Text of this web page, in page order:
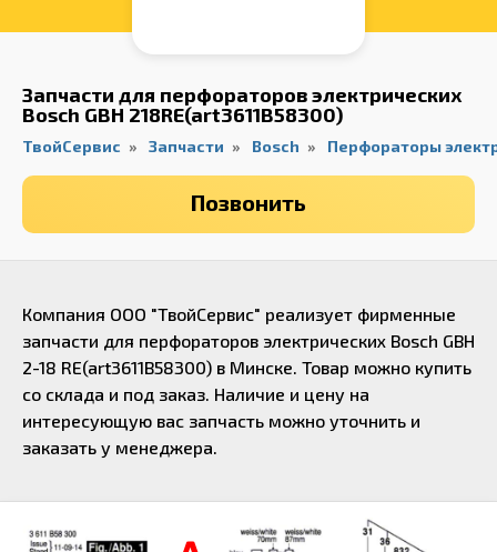
Запчасти для перфораторов электрических
Bosch GBH 218RE(art3611B58300)
ТвойСервис Запчасти Bosch Перфораторы
Позвонить
Компания ООО "ТвойСервис" реализует фирменные
запчасти для перфораторов электрических Bosch GBH
2-18 RE(art3611B58300) в Минске. Товар можно купить
со склада и под заказ. Наличие и цену на
интересующую вас запчасть можно уточнить и
заказать у менеджера.